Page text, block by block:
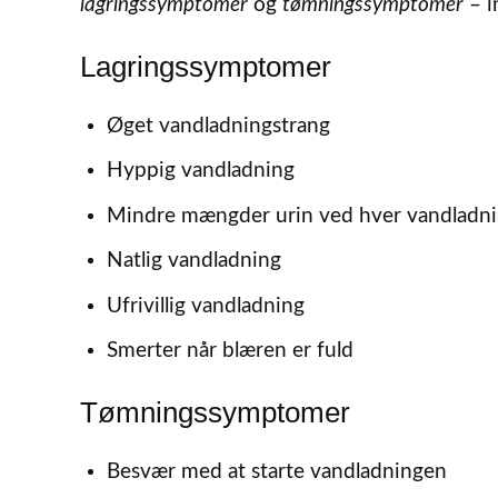
lagringssymptomer og tømningssymptomer –
Lagringssymptomer
Øget vandladningstrang
Hyppig vandladning
Mindre mængder urin ved hver
Natlig vandladning
Ufrivillig vandladning
Smerter når blæren er fuld
Tømningssymptomer
Besvær med at starte vandladningen